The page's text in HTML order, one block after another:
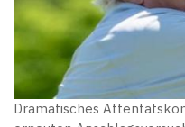
Dramatisches